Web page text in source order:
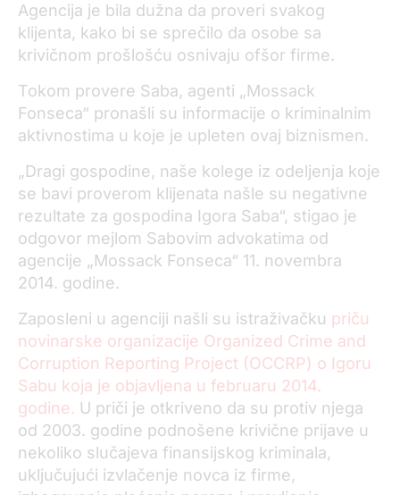
Agencija je bila dužna da proveri svakog
klijenta, kako bi se sprečilo da osobe sa
krivičnom prošlošću osnivaju ofšor firme.
Tokom provere Saba, agenti „Mossack
Fonseca“ pronašli su informacije o kriminalnim
aktivnostima u koje je upleten ovaj biznismen.
„Dragi gospodine, naše kolege iz odeljenja koje
se bavi proverom klijenata našle su negativne
rezultate za gospodina Igora Saba“, stigao je
odgovor mejlom Sabovim advokatima od
agencije „Mossack Fonseca“ 11. novembra
2014. godine.
Zaposleni u agenciji našli su istraživačku priču
novinarske organizacije Organized Crime and
Corruption Reporting Project (OCCRP) o Igoru
Sabu koja je objavljena u februaru 2014.
godine. U priči je otkriveno da su protiv njega
od 2003. godine podnošene krivične prijave u
nekoliko slučajeva finansijskog kriminala,
uključujući izvlačenje novca iz firme,